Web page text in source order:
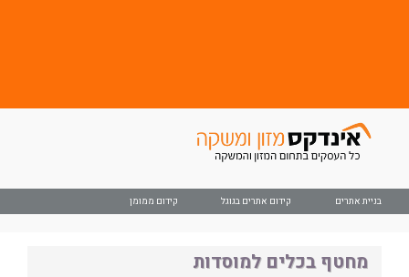
בניית אתרים קידום אתרים בגוגל קידום ממומן
מחטף בכלים למוסדות